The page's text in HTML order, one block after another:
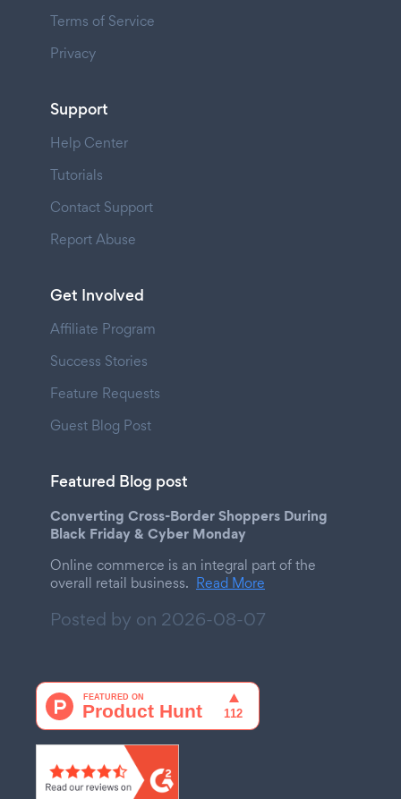
Terms of Service
Privacy
Support
Help Center
Tutorials
Contact Support
Report Abuse
Get Involved
Affiliate Program
Success Stories
Feature Requests
Guest Blog Post
Featured Blog post
Converting Cross-Border Shoppers During
Black Friday & Cyber Monday
Online commerce is an integral part of the
overall retail business. Read More
Posted by on 2026-08-07